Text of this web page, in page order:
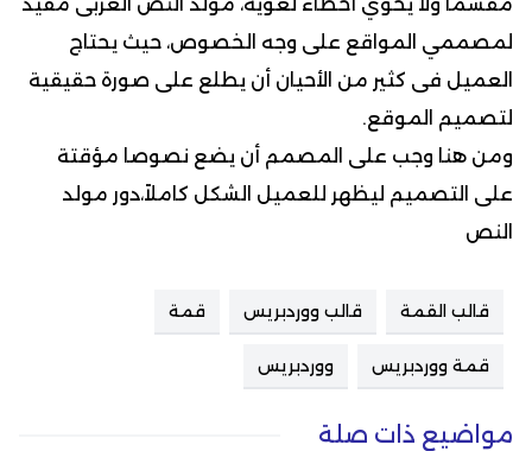
مقسما ولا يحوي أخطاء لغوية، مولد النص العربى مفيد
لمصممي المواقع على وجه الخصوص، حيث يحتاج
العميل فى كثير من الأحيان أن يطلع على صورة حقيقية
لتصميم الموقع.
ومن هنا وجب على المصمم أن يضع نصوصا مؤقتة
على التصميم ليظهر للعميل الشكل كاملاً،دور مولد
النص
قالب القمة قالب ووردبريس قمة
قمة ووردبريس ووردبريس
مواضيع ذات صلة